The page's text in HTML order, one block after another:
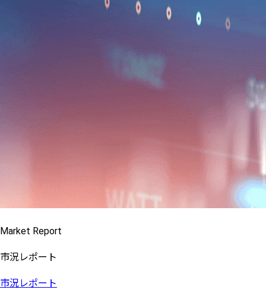
Market Report
市況レポート
市況レポート